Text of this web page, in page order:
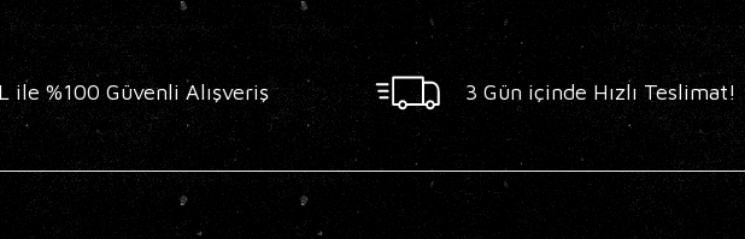
ile %100 Güvenli Alışveriş 3 Gün içinde Hızlı Teslimat!